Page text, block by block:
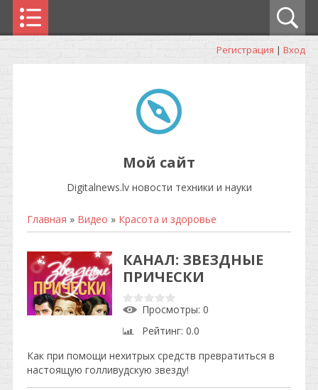
Регистрация | Вход
Мой сайт
Digitalnews.lv новости техники и науки
Главная » Видео » Красота и здоровье
КАНАЛ: ЗВЕЗДНЫЕ
ПРИЧЕСКИ
Просмотры: 0
Рейтинг: 0.0
Как при помощи нехитрых средств превратиться в
настоящую голливудскую звезду!